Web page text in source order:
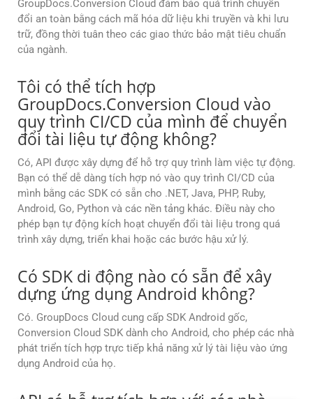
GroupDocs.Conversion Cloud đảm bảo quá trình chuyển
đổi an toàn bằng cách mã hóa dữ liệu khi truyền và khi lưu
trữ, đồng thời tuân theo các giao thức bảo mật tiêu chuẩn
của ngành.
Tôi có thể tích hợp
GroupDocs.Conversion Cloud vào
quy trình CI/CD của mình để chuyển
đổi tài liệu tự động không?
Có, API được xây dựng để hỗ trợ quy trình làm việc tự động.
Bạn có thể dễ dàng tích hợp nó vào quy trình CI/CD của
mình bằng các SDK có sẵn cho .NET, Java, PHP, Ruby,
Android, Go, Python và các nền tảng khác. Điều này cho
phép bạn tự động kích hoạt chuyển đổi tài liệu trong quá
trình xây dựng, triển khai hoặc các bước hậu xử lý.
Có SDK di động nào có sẵn để xây
dựng ứng dụng Android không?
Có. GroupDocs Cloud cung cấp SDK Android gốc,
Conversion Cloud SDK dành cho Android, cho phép các nhà
phát triển tích hợp trực tiếp khả năng xử lý tài liệu vào ứng
dụng Android của họ.